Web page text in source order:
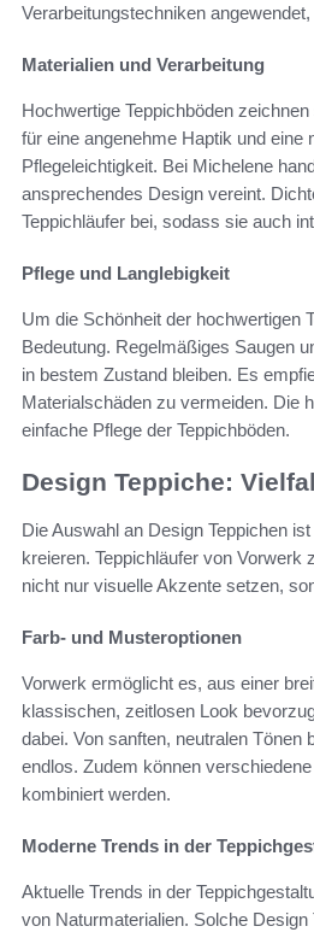
Verarbeitungstechniken
Materialien und Verarbeitung
Hochwertige Teppichböden
für eine angenehme Haptik und
Pflegeleichtigkeit. Bei Michelene
ansprechendes Design vereint.
Teppichläufer bei, sodass sie auch
Pflege und Langlebigkeit
Um die Schönheit der hochwertigen
Bedeutung. Regelmäßiges Saugen
in bestem Zustand bleiben. Es
Materialschäden zu vermeiden. Die
einfache Pflege der Teppichböden.
Design Teppiche:
Die Auswahl an Design Teppichen
kreieren. Teppichläufer von
nicht nur visuelle Akzente setzen,
Farb- und Musteroptionen
Vorwerk ermöglicht es, aus einer
klassischen, zeitlosen Look
dabei. Von sanften, neutralen
endlos. Zudem können
kombiniert werden.
Moderne Trends in der
Aktuelle Trends in der
von Naturmaterialien. Solche